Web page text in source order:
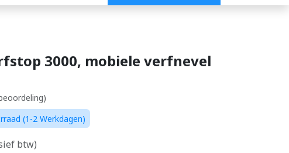
3000, mobiele verfnevel
(1-2 Werkdagen)
btw)